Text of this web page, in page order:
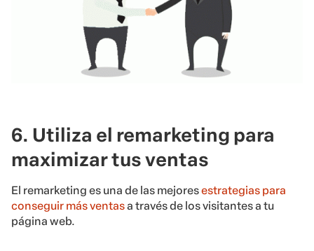
6. Utiliza el remarketing para
maximizar tus ventas
El remarketing es una de las mejoresestrategias para
conseguir más ventasa través de los visitantes a tu
página web.